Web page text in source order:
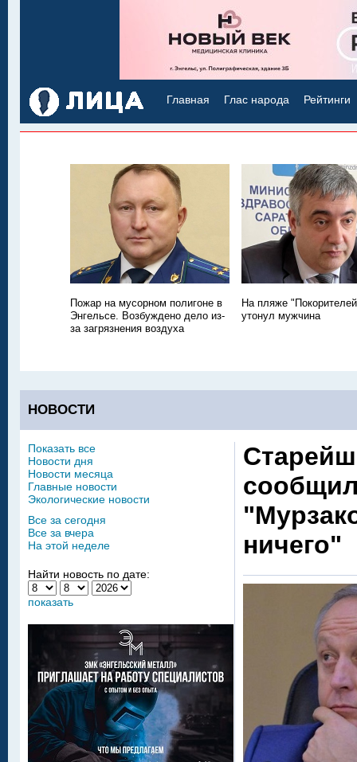
Главная Глас народа Рейтинги
Пожар на мусорном полигоне в
Энгельсе. Возбуждено дело из-
за загрязнения воздуха
На пляже
утонул мужчина
НОВОСТИ
ничего"
Показать все
Новости дня
Новости месяца
Главные новости
Экологические новости
Все за сегодня
Все за вчера
На этой неделе
Найти новость по дате:
показать